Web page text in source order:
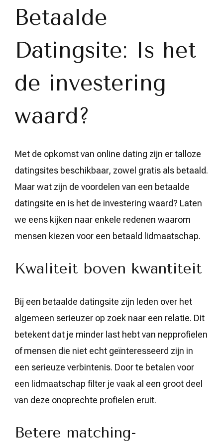
kwantiteit
Betaalde
Datingsite: Is het
de investering
waard?
Met de opkomst van online dating zijn er talloze
datingsites beschikbaar, zowel gratis als betaald.
Maar wat zijn de voordelen van een betaalde
datingsite en is het de investering waard? Laten
we eens kijken naar enkele redenen waarom
mensen kiezen voor een betaald lidmaatschap.
Kwaliteit boven kwantiteit
Bij een betaalde datingsite zijn leden over het
algemeen serieuzer op zoek naar een relatie. Dit
betekent dat je minder last hebt van nepprofielen
of mensen die niet echt geïnteresseerd zijn in
een serieuze verbintenis. Door te betalen voor
een lidmaatschap filter je vaak al een groot deel
van deze onoprechte profielen eruit.
Betere matching-